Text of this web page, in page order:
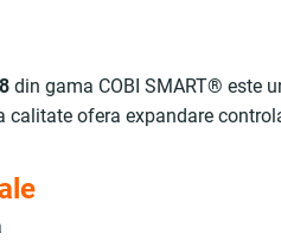
din gama COBI SMART® este
ofera expandare